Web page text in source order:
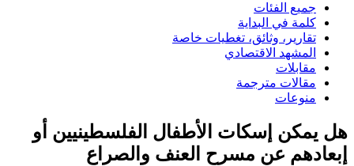
جميع الفئات
كلمة في البداية
تقارير، وثائق، تغطيات خاصة
المشهد الاقتصادي
مقابلات
مقالات مترجمة
منوعات
هل يمكن إسكات الأطفال الفلسطينيين أو
إبعادهم عن مسرح العنف والصراع